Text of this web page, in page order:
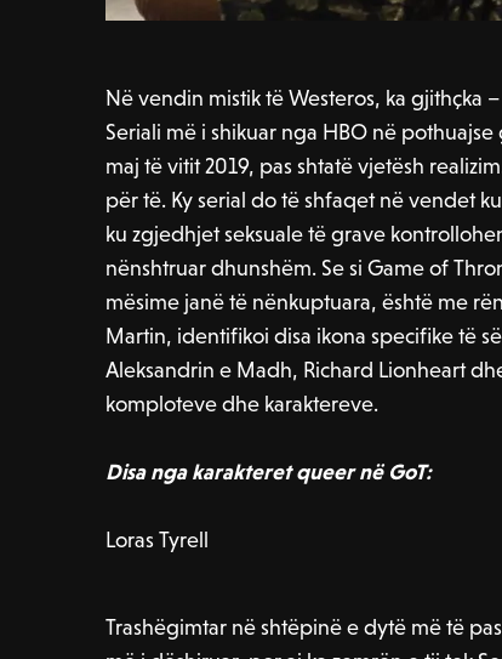
Në vendin mistik të Westeros, ka gjithçka
Seriali më i shikuar nga HBO në
maj të vitit 2019, pas shtatë vjetësh
për të. Ky serial do të shfaqet në vendet
ku zgjedhjet seksuale të grave
nënshtruar dhunshëm. Se si Game of
mësime janë të nënkuptuara, është me
Martin, identifikoi disa ikona specifike të
Aleksandrin e Madh, Richard Lionheart
komploteve dhe karaktereve.
Disa nga karakteret queer në GoT:
Loras Tyrell
Trashëgimtar në shtëpinë e dytë më të